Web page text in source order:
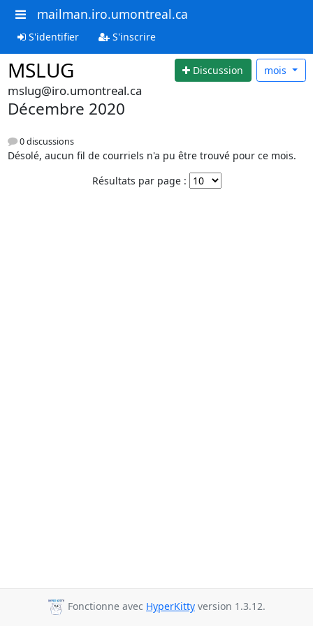
mailman.iro.umontreal.ca
S'identifier S'inscrire
MSLUG Discussion mois
mslug@iro.umontreal.ca
Décembre 2020
0 discussions
Désolé, aucun fil de courriels n'a pu être trouvé pour ce mois.
Résultats par page :
Fonctionne avec HyperKitty version 1.3.12.